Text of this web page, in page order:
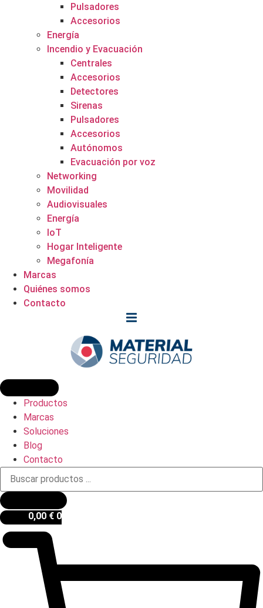
Pulsadores
Accesorios
Energía
Incendio y Evacuación
Centrales
Accesorios
Detectores
Sirenas
Pulsadores
Accesorios
Autónomos
Evacuación por voz
Networking
Movilidad
Audiovisuales
Energía
IoT
Hogar Inteligente
Megafonía
Marcas
Quiénes somos
Contacto
Productos
Marcas
Soluciones
Blog
Contacto
Búsqueda
productos
0,00 € 0